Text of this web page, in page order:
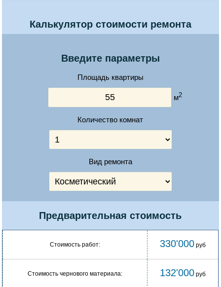
Калькулятор стоимости ремонта
Введите параметры
Площадь квартиры
м2
Количество комнат
Вид ремонта
Предварительная стоимость
Стоимость работ: 330'000 руб
Стоимость чернового материала: 132'000 руб